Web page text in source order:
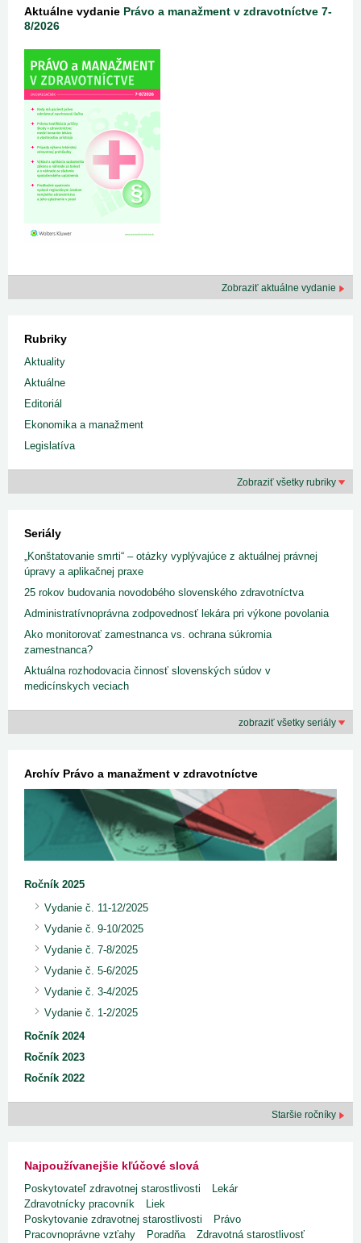
Aktuálne vydanie Právo a manažment v zdravotníctve 7-
8/2026
Zobraziť aktuálne vydanie
Rubriky
Aktuality
Aktuálne
Editoriál
Ekonomika a manažment
Legislatíva
Zobraziť všetky rubriky
Seriály
„Konštatovanie smrti“ – otázky vyplývajúce z aktuálnej právnej
úpravy a aplikačnej praxe
25 rokov budovania novodobého slovenského zdravotníctva
Administratívnoprávna zodpovednosť lekára pri výkone povolania
Ako monitorovať zamestnanca vs. ochrana súkromia
zamestnanca?
Aktuálna rozhodovacia činnosť slovenských súdov v
medicínskych veciach
zobraziť všetky seriály
Archív Právo a manažment v zdravotníctve
Ročník 2025
Vydanie č. 11-12/2025
Vydanie č. 9-10/2025
Vydanie č. 7-8/2025
Vydanie č. 5-6/2025
Vydanie č. 3-4/2025
Vydanie č. 1-2/2025
Ročník 2024
Ročník 2023
Ročník 2022
Staršie ročníky
Najpoužívanejšie kľúčové slová
Poskytovateľ zdravotnej starostlivosti
Lekár
Zdravotnícky pracovník
Liek
Poskytovanie zdravotnej starostlivosti
Právo
Pracovnoprávne vzťahy
Poradňa Zdravotná starostlivosť